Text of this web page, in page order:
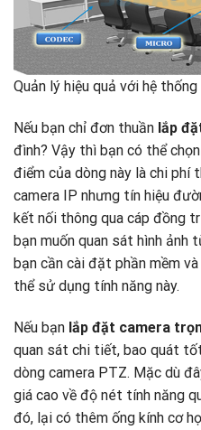
Quản lý hiệu quả với hệ
Nếu bạn chỉ đơn thuần lắp
đình? Vậy thì bạn có thể
điểm của dòng này là chi phí
camera IP nhưng tín hiệu
kết nối thông qua cáp đồng
bạn muốn quan sát hình ảnh
bạn cần cài đặt phần mềm
thể sử dụng tính năng này.
Nếu bạn lắp đặt camera
quan sát chi tiết, bao quát
dòng camera PTZ. Mặc dù
giá cao về độ nét tính năng
đó, lại có thêm ống kính cơ